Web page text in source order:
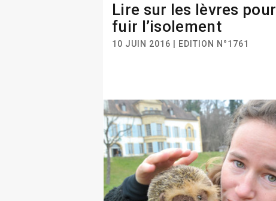
Lire sur les lèvres pour
fuir l’isolement
10 JUIN 2016 | EDITION N°1761